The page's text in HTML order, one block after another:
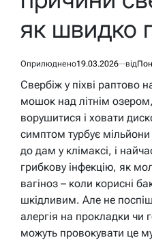
як швидко
Оприлюднено19.03.2026 від
Свербіж у піхві раптово
мошок над літнім
ворушитися і ховати
симптом турбує
до дам у клімаксі, і
грибкову інфекцію, як
вагіноз – коли корисні
шкідливим. Але не
алергія на прокладки чи
можуть провокувати це